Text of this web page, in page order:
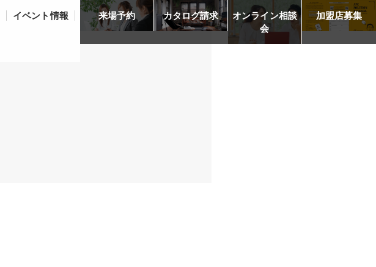
イベント情報 来場予約 カタログ請求
オンライン相談
会
加盟店募集